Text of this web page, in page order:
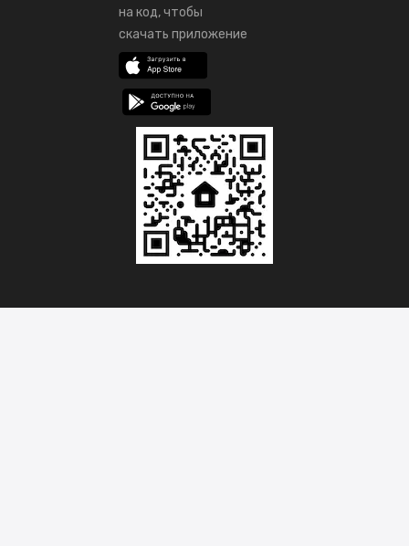
на код, чтобы
скачать приложение